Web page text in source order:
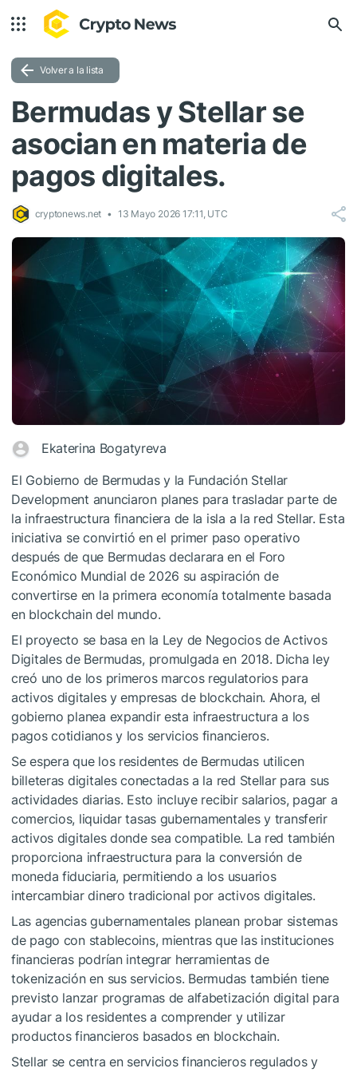
Volver a la lista
Bermudas y Stellar se
asocian en materia de
pagos digitales.
cryptonews.net 13 Mayo 2026 17:11, UTC
Ekaterina Bogatyreva
El Gobierno de Bermudas y la Fundación Stellar
Development anunciaron planes para trasladar parte de
la infraestructura financiera de la isla a la red Stellar. Esta
iniciativa se convirtió en el primer paso operativo
después de que Bermudas declarara en el Foro
Económico Mundial de 2026 su aspiración de
convertirse en la primera economía totalmente basada
en blockchain del mundo.
El proyecto se basa en la Ley de Negocios de Activos
Digitales de Bermudas, promulgada en 2018. Dicha ley
creó uno de los primeros marcos regulatorios para
activos digitales y empresas de blockchain. Ahora, el
gobierno planea expandir esta infraestructura a los
pagos cotidianos y los servicios financieros.
Se espera que los residentes de Bermudas utilicen
billeteras digitales conectadas a la red Stellar para sus
actividades diarias. Esto incluye recibir salarios, pagar a
comercios, liquidar tasas gubernamentales y transferir
activos digitales donde sea compatible. La red también
proporciona infraestructura para la conversión de
moneda fiduciaria, permitiendo a los usuarios
intercambiar dinero tradicional por activos digitales.
Las agencias gubernamentales planean probar sistemas
de pago con stablecoins, mientras que las instituciones
financieras podrían integrar herramientas de
tokenización en sus servicios. Bermudas también tiene
previsto lanzar programas de alfabetización digital para
ayudar a los residentes a comprender y utilizar
productos financieros basados ​​en blockchain.
Stellar se centra en servicios financieros regulados y